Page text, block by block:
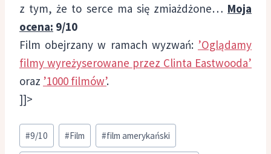
z tym, że to serce ma się zmiażdżone… Moja
ocena: 9/10
Film obejrzany w ramach wyzwań: ’Oglądamy
filmy wyreżyserowane przez Clinta Eastwooda’
oraz ’1000 filmów’.
]]>
Tagi
wpisu:
#9/10 #Film #film amerykański